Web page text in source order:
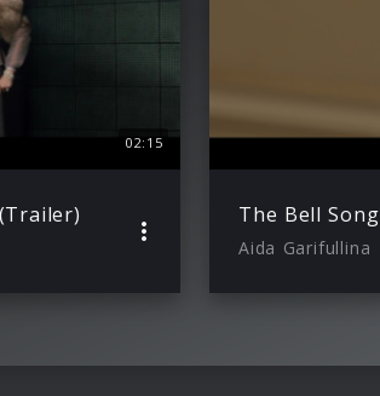
02:15
The Bell Song
Aida Garifullina